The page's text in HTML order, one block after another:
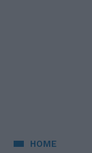
HOME